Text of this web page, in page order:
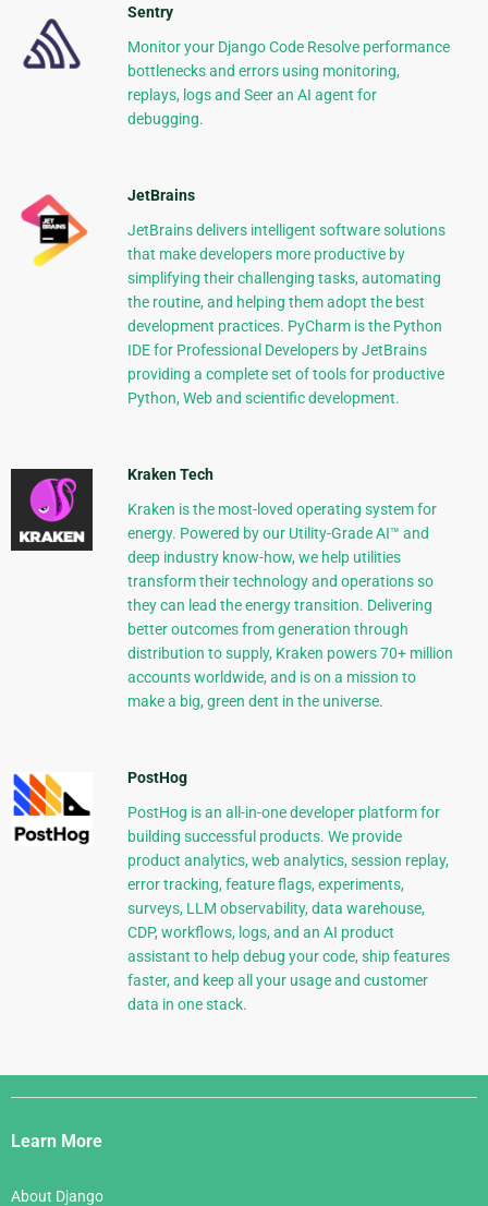
Sentry
Monitor your Django Code Resolve performance
bottlenecks and errors using monitoring,
replays, logs and Seer an AI agent for
debugging.
JetBrains
JetBrains delivers intelligent software solutions
that make developers more productive by
simplifying their challenging tasks, automating
the routine, and helping them adopt the best
development practices. PyCharm is the Python
IDE for Professional Developers by JetBrains
providing a complete set of tools for productive
Python, Web and scientific development.
Kraken Tech
Kraken is the most-loved operating system for
energy. Powered by our Utility-Grade AI™ and
deep industry know-how, we help utilities
transform their technology and operations so
they can lead the energy transition. Delivering
better outcomes from generation through
distribution to supply, Kraken powers 70+ million
accounts worldwide, and is on a mission to
make a big, green dent in the universe.
PostHog
PostHog is an all-in-one developer platform for
building successful products. We provide
product analytics, web analytics, session replay,
error tracking, feature flags, experiments,
surveys, LLM observability, data warehouse,
CDP, workflows, logs, and an AI product
assistant to help debug your code, ship features
faster, and keep all your usage and customer
data in one stack.
Django
Links
Learn More
About Django